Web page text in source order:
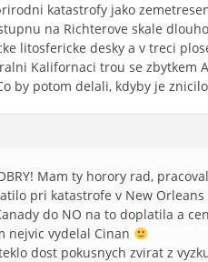
katastrofy jako
na Richterove skale
litosfericke desky a v treci
Kalifornaci trou se
by potom delali, kdyby je
Mam ty horory rad,
pri katastrofe v New
do NO na to doplatila a
nejvic vydelal Cinan
dost pokusnych zvirat z